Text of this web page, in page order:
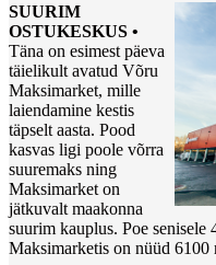
SUURIM
OSTUKESKUS •
Täna on esimest päeva
täielikult avatud Võru
Maksimarket, mille
laiendamine kestis
täpselt aasta. Pood
kasvas ligi poole võrra
suuremaks ning
Maksimarket on
jätkuvalt maakonna
suurim kauplus. Poe
Maksimarketis on nüüd 6100